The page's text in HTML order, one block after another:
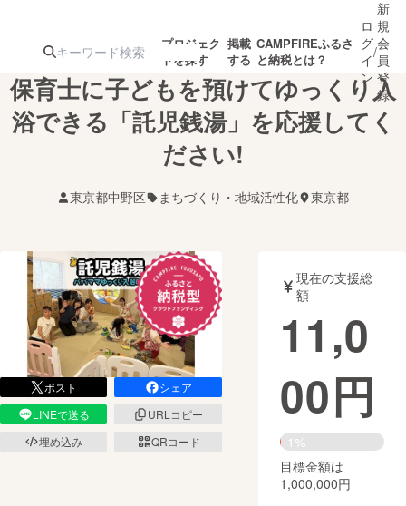
プロジェク
トを探す
注目の新着プロ 募集終了が近いプ
テクノロジー・ガジェット
映像・映画 書籍・雑誌
ビジネス・起業 チャレンジ
まちづくり・地域活性化
CAMPFIRE Creation
掲載
する
CAMPFIREふるさ
と納税とは？
ロ
グ
イ
ン
/
新
規
会
員
登
録
保育士に子どもを預けてゆっくり入
浴できる「託児銭湯」を応援してく
ださい!
東京都中野区 まちづくり・地域活性化 東京都
ポスト
シェア
LINEで送る
URLコピー
埋め込み
QRコード
現在の支援総
額
11,0
00円
1%
目標金額は
1,000,000円